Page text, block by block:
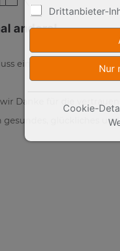
anders!
eines erfolgreichen
Danke für die
glückliches
Drittanbieter-
Cookie-